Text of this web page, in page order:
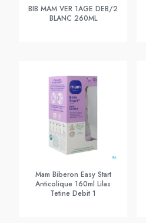
BIB MAM VER 1AGE DEB/2
BLANC 260ML
Mam Biberon Easy Start
Anticolique 160ml Lilas
Tetine Debit 1